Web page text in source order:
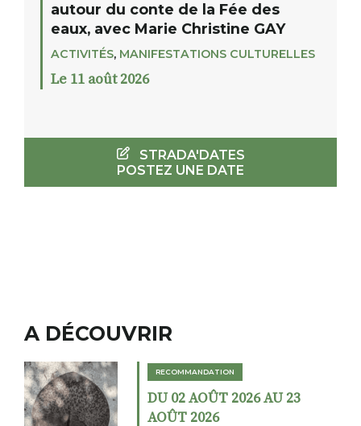
autour du conte de la Fée des
eaux, avec Marie Christine GAY
ACTIVITÉS, MANIFESTATIONS CULTURELLES
Le 11 août 2026
STRADA'DATES
POSTEZ UNE DATE
A DÉCOUVRIR
RECOMMANDATION
DU 02 AOÛT 2026 AU 23
AOÛT 2026